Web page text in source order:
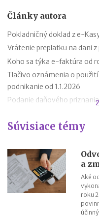
Články autora
Pokladničný doklad z e-
Vrátenie preplatku na dani
Koho sa týka e-faktúra od
Tlačivo oznámenia o
podnikanie od 1.1.2026
Podanie daňového
Stravné (diéty) od 1.12.2025
Zmeny v sociálnom poistení
Odvodová odpočítateľná
11 mýtov o dôchodkoch
Súvisiace témy
a
Aké
roku